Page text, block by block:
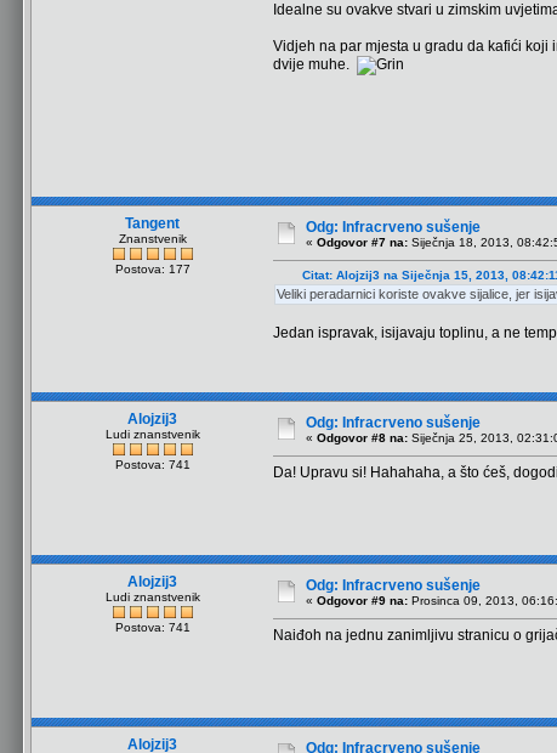
Idealne su ovakve stvari u zimskim
Vidjeh na par mjesta u gradu da kafići koji
dvije muhe.
Tangent
Znanstvenik
Postova: 177
Odg: Infracrveno sušenje
« Odgovor #7 na: Siječnja 18, 2013,
Citat: Alojzij3 na Siječnja 15, 2013,
Veliki peradarnici koriste ovakve sijalice, jer
Jedan ispravak, isijavaju toplinu, a ne
Alojzij3
Ludi znanstvenik
Postova: 741
Odg: Infracrveno sušenje
« Odgovor #8 na: Siječnja 25, 2013,
Da! Upravu si! Hahahaha, a što ćeš,
Alojzij3
Ludi znanstvenik
Postova: 741
Odg: Infracrveno sušenje
« Odgovor #9 na: Prosinca 09, 2013,
Naiđoh na jednu zanimljivu stranicu o
Alojzij3 Odg: Infracrveno sušenje